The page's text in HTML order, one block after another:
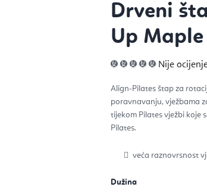
Drveni
Up
Prosječna
ocjena
0,0
5
zvjezdica.
Nije
Align-Pilates štap za
poravnavanju, vježbama
tijekom Pilates vježbi koje
Pilates.
veća raznovrsnost
Dužina